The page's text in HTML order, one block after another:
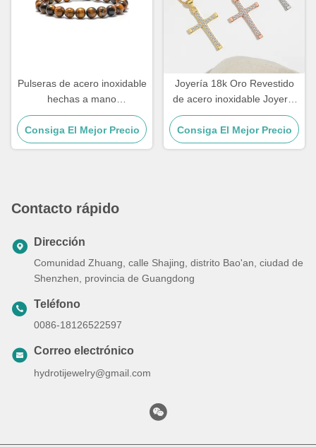
Pulseras de acero inoxidable
hechas a mano
personalizadas, regalo para
parejas, pulsera con cuentas
de piedra ojo de tigre para
Consiga El Mejor Precio
Joyería 18k Oro Revestido
de acero inoxidable Joyería
Mujer Choker Cruz Collar 20
pulgadas
Consiga El Mejor Precio
Contacto rápido
Dirección
Comunidad Zhuang, calle Shajing, distrito Bao'an, ciudad de
Shenzhen, provincia de Guangdong
Teléfono
0086-18126522597
Correo electrónico
hydrotijewelry@gmail.com